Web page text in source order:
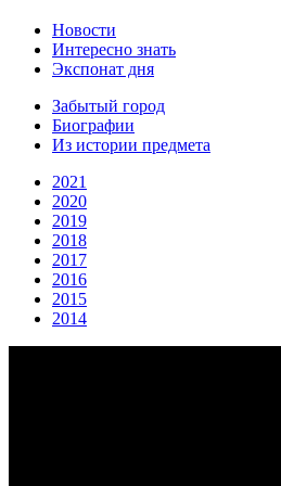
Новости
Интересно знать
Экспонат дня
Забытый город
Биографии
Из истории предмета
2021
2020
2019
2018
2017
2016
2015
2014